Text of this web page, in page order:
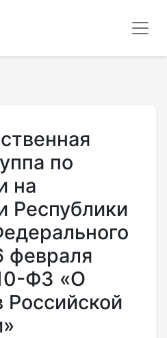
по
на
Республики
февраля
ФЗ «О
Российской